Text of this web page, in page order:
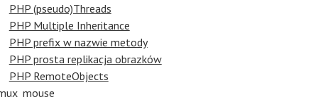
PHP (pseudo)Threads
PHP Multiple Inheritance
PHP prefix w nazwie metody
PHP prosta replikacja obrazków
PHP RemoteObjects